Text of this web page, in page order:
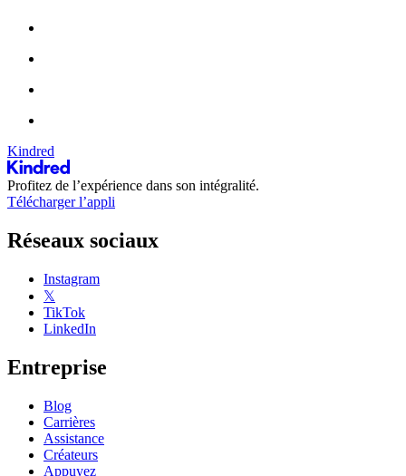
Kindred
Profitez de l’expérience dans son intégralité.
Télécharger l’appli
Réseaux sociaux
Instagram
𝕏
TikTok
LinkedIn
Entreprise
Blog
Carrières
Assistance
Créateurs
Appuyez